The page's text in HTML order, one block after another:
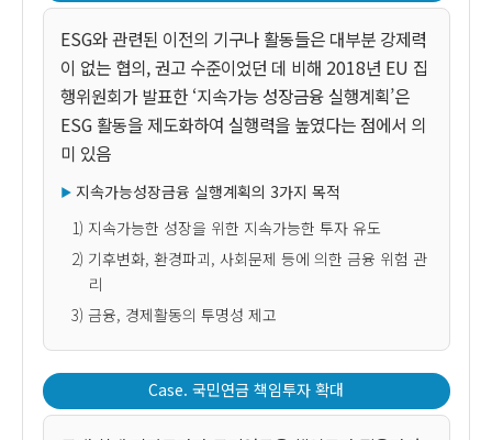
ESG와 관련된 이전의 기구나 활동들은 대부분 강제력
이 없는 협의, 권고 수준이었던 데 비해 2018년 EU 집
행위원회가 발표한 ‘지속가능 성장금융 실행계획’은
ESG 활동을 제도화하여 실행력을 높였다는 점에서 의
미 있음
지속가능성장금융 실행계획의 3가지 목적
1) 지속가능한 성장을 위한 지속가능한 투자 유도
2) 기후변화, 환경파괴, 사회문제 등에 의한 금융 위험 관
리
3) 금융, 경제활동의 투명성 제고
Case. 국민연금 책임투자 확대